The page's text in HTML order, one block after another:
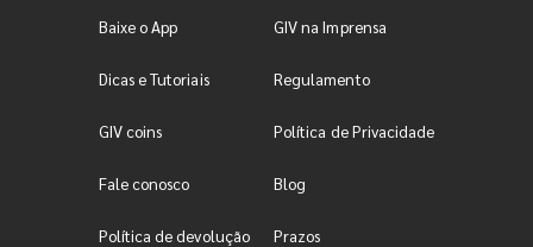
Baixe o App GIV na Imprensa
Dicas e Tutoriais Regulamento
GIV coins Política de Privacidade
Fale conosco Blog
Política de devolução Prazos